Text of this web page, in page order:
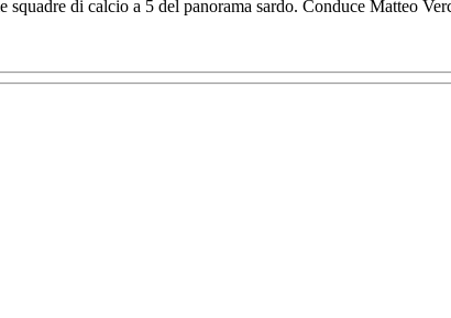
di calcio a 5 del panorama sardo. Conduce Matteo